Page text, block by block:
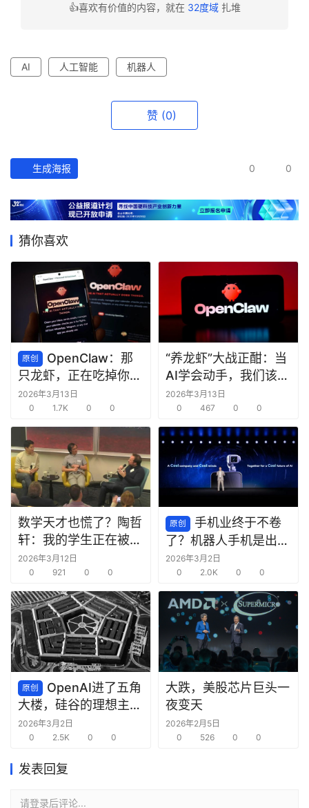
👍喜欢有价值的内容，就在 32度域扎堆
AI 人工智能 机器人
赞 (0)
生成海报 0 0
猜你喜欢
原创
OpenClaw：那
只龙虾，正在吃掉你的
脑子
2026年3月13日
0
1.7K 0 0
“养龙虾”大战正酣：当
AI学会动手，我们该欢
呼还是警惕？
2026年3月13日
0
467 0 0
数学天才也慌了？陶哲
轩：我的学生正在被
AI“毁掉”
2026年3月12日
0
921 0 0
原创
手机业终于不卷
了？机器人手机是出路
还是死路？
2026年3月2日
0
2.0K 0 0
原创
OpenAI进了五角
大楼，硅谷的理想主义
死了
2026年3月2日
0
2.5K 0 0
大跌，美股芯片巨头一
夜变天
2026年2月5日
0
526 0 0
发表回复
请登录后评论...